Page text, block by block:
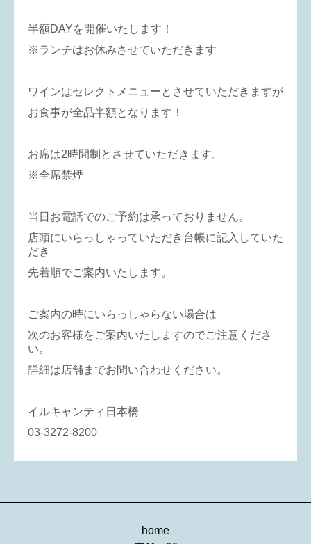
半額DAYを開催いたします！
※ランチはお休みさせていただきます
ワインはセレクトメニューとさせていただきますが
お食事が全品半額となります！
お席は2時間制とさせていただきます。
※全席禁煙
当日お電話でのご予約は承っておりません。
店頭にいらっしゃっていただき台帳に記入していた
だき
先着順でご案内いたします。
ご案内の時にいらっしゃらない場合は
次のお客様をご案内いたしますのでご注意くださ
い。
詳細は店舗までお問い合わせください。
イルキャンティ日本橋
03-3272-8200
home